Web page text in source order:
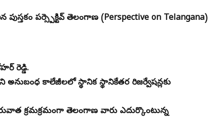
పర్స్పెక్టివ్ తెలంగాణ (Perspective on Telangana)
రెడ్డి.
కాలేజీలలో స్థానిక స్థానికేతర రిజర్వేషన్లకు
క్రమక్రమంగా తెలంగాణ వారు ఎదుర్కొంటున్న